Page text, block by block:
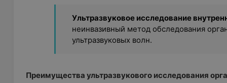
Ультразвуковое исследование
неинвазивный метод обследования
ультразвуковых волн.
Преимущества ультразвукового исследования